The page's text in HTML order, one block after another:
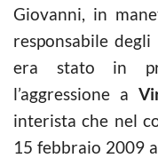
Giovanni, in
responsabile
era stato in
l’aggressione a
interista che nel
15 febbraio 2009